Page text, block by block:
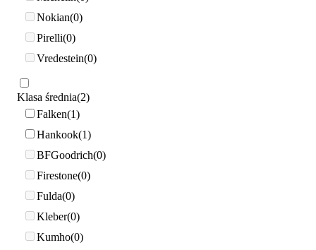
Nokian 0
Pirelli 0
Vredestein 0
Klasa średnia 2
Falken 1
Hankook 1
BFGoodrich 0
Firestone 0
Fulda 0
Kleber 0
Kumho 0